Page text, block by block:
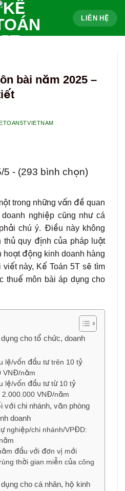
LIÊN HỆ
bài năm 2025 –
5 - (293 bình chọn)
trong những vấn đề quan
nghiệp cũng như cá
chú ý. Điều này không
quy định của pháp luật
hoạt động kinh doanh hàng
viết này, Kế Toán 5T sẽ tìm
thuế môn bài áp dụng cho
cho tổ chức, doanh
lệ/vốn đầu tư trên 10 tỷ
VNĐ/năm
lệ/vốn đầu tư từ 10 tỷ
VNĐ/năm
với chi nhánh, văn phòng
doanh
nghiệp/chi nhánh/VPĐD:
đầu với đơn vị mới
thời gian miễn của công
cho cá nhân, hộ kinh